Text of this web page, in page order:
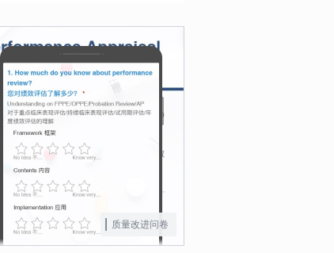
质量改进问卷